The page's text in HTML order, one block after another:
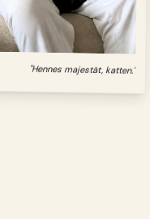
"Hennes majestät, katten."